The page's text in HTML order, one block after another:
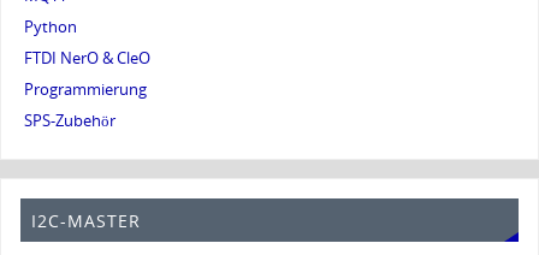
Python
FTDI NerO & CleO
Programmierung
SPS-Zubehör
I2C-MASTER